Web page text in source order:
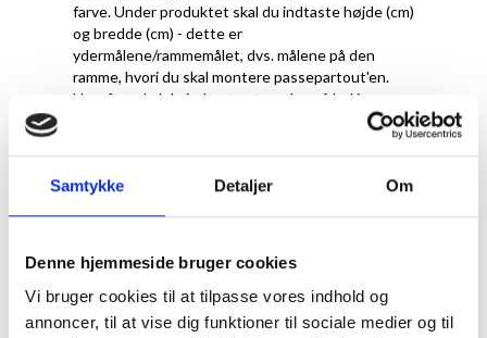
Samtykke Detaljer Om
Denne hjemmeside bruger cookies
Vi bruger cookies til at tilpasse vores indhold og
annoncer, til at vise dig funktioner til sociale medier og til
farve. Under produktet skal du indtaste højde (cm)
og bredde (cm) - dette er
ydermålene/rammemålet, dvs. målene på den
ramme, hvori du skal montere passepartout'en.
Herefter skal du indtaste størrelse på hul i
Det er vigtigt at fremhæve, at ved passepartout i
efter de oplysningerne du giver os. Det betyder at
du her selv skal tage højde for et overlap til
lave hulmålet samme strørrelse som dit motiv, da
hulmålet 1 cm mindre på hvert led, så du har 5 mm
til fastmomtering.